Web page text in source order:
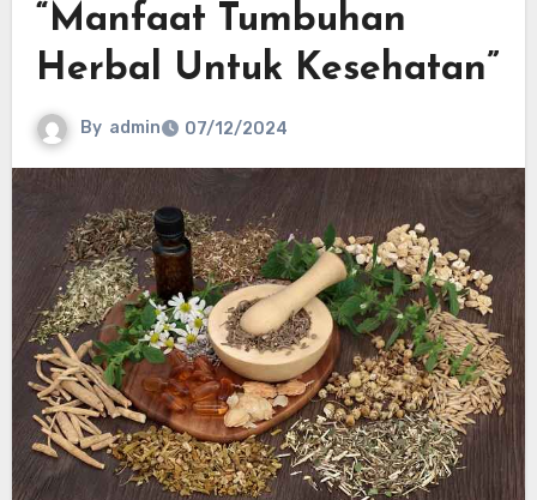
“Manfaat Tumbuhan
Herbal Untuk Kesehatan”
By admin 07/12/2024